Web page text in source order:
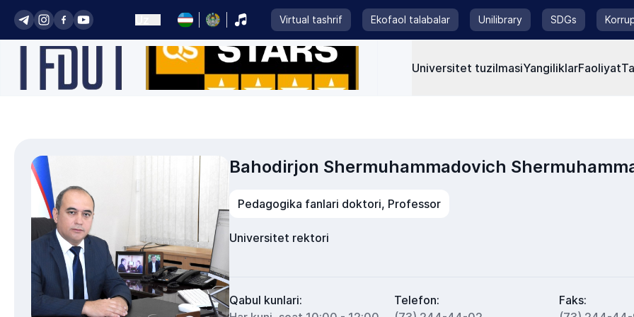
Virtual tashrif Ekofaol talabalar Unilibrary SDGs
Universitet tuzilmasiYangiliklarFaoliyat
Bahodirjon Shermuhammadovich
Pedagogika fanlari doktori, Professor
Universitet rektori
Qabul kunlari:
Telefon:
Faks: